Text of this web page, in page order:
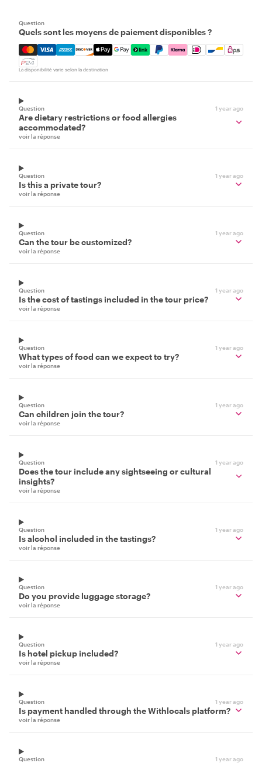
Question
Quels sont les moyens de paiement disponibles ?
Mastercard, Visa, Amex, Discover, Apple Pay, Google
La disponibilité varie selon la destination
Question 1 year ago
Are dietary restrictions or food allergies
accommodated?
voir la réponse
Question 1 year ago
Is this a private tour?
voir la réponse
Question 1 year ago
Can the tour be customized?
voir la réponse
Question 1 year ago
Is the cost of tastings included in the tour price?
voir la réponse
Question 1 year ago
What types of food can we expect to try?
voir la réponse
Question 1 year ago
Can children join the tour?
voir la réponse
Question 1 year ago
Does the tour include any sightseeing or cultural
insights?
voir la réponse
Question 1 year ago
Is alcohol included in the tastings?
voir la réponse
Question 1 year ago
Do you provide luggage storage?
voir la réponse
Question 1 year ago
Is hotel pickup included?
voir la réponse
Question 1 year ago
Is payment handled through the Withlocals platform?
voir la réponse
Question 1 year ago